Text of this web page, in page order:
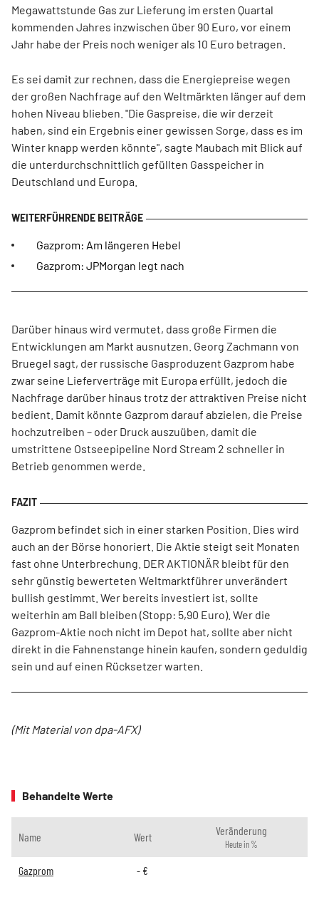
Megawattstunde Gas zur Lieferung im ersten Quartal
kommenden Jahres inzwischen über 90 Euro, vor einem
Jahr habe der Preis noch weniger als 10 Euro betragen.
Es sei damit zur rechnen, dass die Energiepreise wegen
der großen Nachfrage auf den Weltmärkten länger auf dem
hohen Niveau blieben. "Die Gaspreise, die wir derzeit
haben, sind ein Ergebnis einer gewissen Sorge, dass es im
Winter knapp werden könnte", sagte Maubach mit Blick auf
die unterdurchschnittlich gefüllten Gasspeicher in
Deutschland und Europa.
Gazprom: Am längeren Hebel
Gazprom: JPMorgan legt nach
Darüber hinaus wird vermutet, dass große Firmen die
Entwicklungen am Markt ausnutzen. Georg Zachmann von
Bruegel sagt, der russische Gasproduzent Gazprom habe
zwar seine Lieferverträge mit Europa erfüllt, jedoch die
Nachfrage darüber hinaus trotz der attraktiven Preise nicht
bedient. Damit könnte Gazprom darauf abzielen, die Preise
hochzutreiben – oder Druck auszuüben, damit die
umstrittene Ostseepipeline Nord Stream 2 schneller in
Betrieb genommen werde.
Gazprom befindet sich in einer starken Position. Dies wird
auch an der Börse honoriert. Die Aktie steigt seit Monaten
fast ohne Unterbrechung. DER AKTIONÄR bleibt für den
sehr günstig bewerteten Weltmarktführer unverändert
bullish gestimmt. Wer bereits investiert ist, sollte
weiterhin am Ball bleiben (Stopp: 5,90 Euro). Wer die
Gazprom-Aktie noch nicht im Depot hat, sollte aber nicht
direkt in die Fahnenstange hinein kaufen, sondern geduldig
sein und auf einen Rücksetzer warten.
(Mit Material von dpa-AFX)
Behandelte Werte
Name Wert Veränderung
Heute in %
Gazprom - €